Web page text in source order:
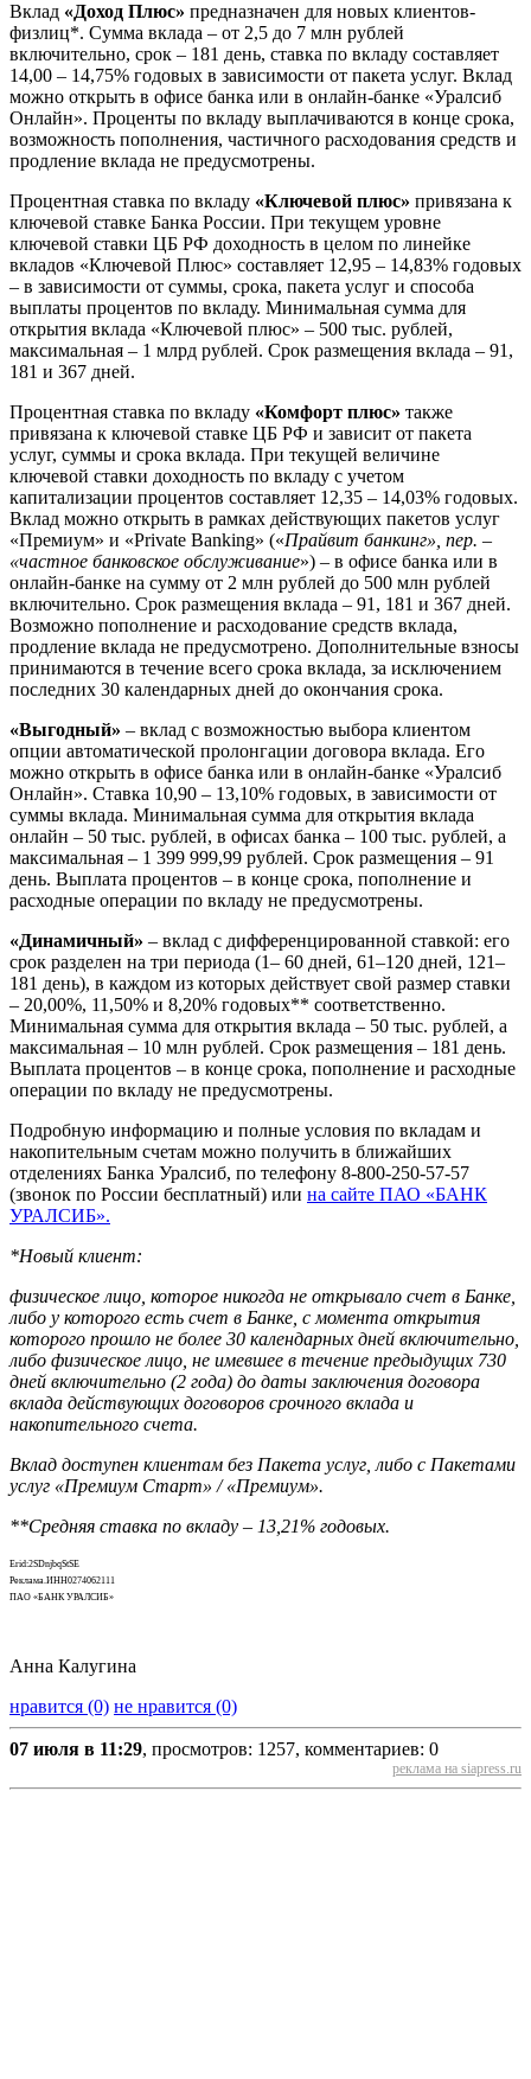
Вклад «Доход Плюс» предназначен для новых клиентов-
физлиц*. Сумма вклада – от 2,5 до 7 млн рублей
включительно, срок – 181 день, ставка по вкладу составляет
14,00 – 14,75% годовых в зависимости от пакета услуг. Вклад
можно открыть в офисе банка или в онлайн-банке «Уралсиб
Онлайн». Проценты по вкладу выплачиваются в конце срока,
возможность пополнения, частичного расходования средств и
продление вклада не предусмотрены.
Процентная ставка по вкладу «Ключевой плюс» привязана к
ключевой ставке Банка России. При текущем уровне
ключевой ставки ЦБ РФ доходность в целом по линейке
вкладов «Ключевой Плюс» составляет 12,95 – 14,83% годовых
– в зависимости от суммы, срока, пакета услуг и способа
выплаты процентов по вкладу. Минимальная сумма для
открытия вклада «Ключевой плюс» – 500 тыс. рублей,
максимальная – 1 млрд рублей. Срок размещения вклада – 91,
181 и 367 дней.
Процентная ставка по вкладу «Комфорт плюс» также
привязана к ключевой ставке ЦБ РФ и зависит от пакета
услуг, суммы и срока вклада. При текущей величине
ключевой ставки доходность по вкладу с учетом
капитализации процентов составляет 12,35 – 14,03% годовых.
Вклад можно открыть в рамках действующих пакетов услуг
«Премиум» и «Private Banking» («Прайвит банкинг», пер. –
«частное банковское обслуживание») – в офисе банка или в
онлайн-банке на сумму от 2 млн рублей до 500 млн рублей
включительно. Срок размещения вклада – 91, 181 и 367 дней.
Возможно пополнение и расходование средств вклада,
продление вклада не предусмотрено. Дополнительные взносы
принимаются в течение всего срока вклада, за исключением
последних 30 календарных дней до окончания срока.
«Выгодный» – вклад с возможностью выбора клиентом
опции автоматической пролонгации договора вклада. Его
можно открыть в офисе банка или в онлайн-банке «Уралсиб
Онлайн». Ставка 10,90 – 13,10% годовых, в зависимости от
суммы вклада. Минимальная сумма для открытия вклада
онлайн – 50 тыс. рублей, в офисах банка – 100 тыс. рублей, а
максимальная – 1 399 999,99 рублей. Срок размещения – 91
день. Выплата процентов – в конце срока, пополнение и
расходные операции по вкладу не предусмотрены.
«Динамичный» – вклад с дифференцированной ставкой: его
срок разделен на три периода (1– 60 дней, 61–120 дней, 121–
181 день), в каждом из которых действует свой размер ставки
– 20,00%, 11,50% и 8,20% годовых** соответственно.
Минимальная сумма для открытия вклада – 50 тыс. рублей, а
максимальная – 10 млн рублей. Срок размещения – 181 день.
Выплата процентов – в конце срока, пополнение и расходные
операции по вкладу не предусмотрены.
Подробную информацию и полные условия по вкладам и
накопительным счетам можно получить в ближайших
отделениях Банка Уралсиб, по телефону 8-800-250-57-57
(звонок по России бесплатный) или на сайте ПАО «БАНК
УРАЛСИБ».
*Новый клиент:
физическое лицо, которое никогда не открывало счет в Банке,
либо у которого есть счет в Банке, с момента открытия
которого прошло не более 30 календарных дней включительно,
либо физическое лицо, не имевшее в течение предыдущих 730
дней включительно (2 года) до даты заключения договора
вклада действующих договоров срочного вклада и
накопительного счета.
Вклад доступен клиентам без Пакета услуг, либо с Пакетами
услуг «Премиум Старт» / «Премиум».
**Средняя ставка по вкладу – 13,21% годовых.
Erid:2SDnjbqStSE
Реклама.ИНН0274062111
ПАО «БАНК УРАЛСИБ»
Анна Калугина
нравится (0) не нравится (0)
07 июля в 11:29, просмотров: 1257, комментариев: 0
реклама на siapress.ru